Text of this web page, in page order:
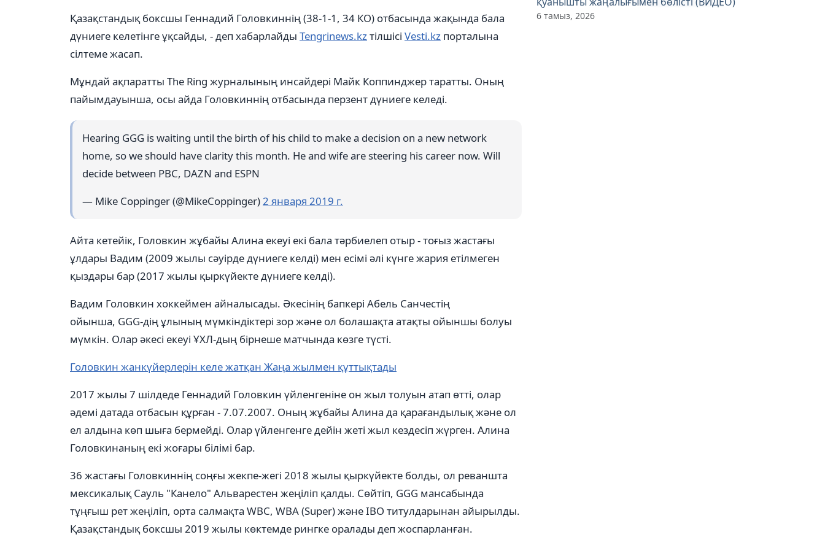
Қазақстандық боксшы Геннадий Головкиннің (38-1-1, 34 КО) отбасында жақында бала
дүниеге келетінге ұқсайды, - деп хабарлайды Tengrinews.kzтілшісі Vesti.kz порталына
сілтеме жасап.
Мұндай ақпаратты The Ring журналының инсайдері Майк Коппинджер таратты. Оның
пайымдауынша, осы айда Головкиннің отбасында перзент дүниеге келеді.
Hearing GGG is waiting until the birth of his child to make a decision on a new network
home, so we should have clarity this month. He and wife are steering his career now. Will
decide between PBC, DAZN and ESPN
— Mike Coppinger (@MikeCoppinger)2 января 2019 г.
Айта кетейік, Головкин жұбайы Алина екеуі екі бала тәрбиелеп отыр - тоғыз жастағы
ұлдары Вадим (2009 жылы сәуірде дүниеге келді) мен есімі әлі күнге жария етілмеген
қыздары бар (2017 жылы қыркүйекте дүниеге келді).
Вадим Головкин хоккеймен айналысады. Әкесінің бапкері Абель Санчестің
ойынша, GGG-дің ұлының мүмкіндіктері зор және ол болашақта атақты ойыншы болуы
мүмкін. Олар әкесі екеуі ҰХЛ-дың бірнеше матчында көзге түсті.
Головкин жанкүйерлерін келе жатқан Жаңа жылмен құттықтады
2017 жылы 7 шілдеде Геннадий Головкин үйленгеніне он жыл толуын атап өтті, олар
әдемі датада отбасын құрған - 7.07.2007. Оның жұбайы Алина да қарағандылық және ол
ел алдына көп шыға бермейді. Олар үйленгенге дейін жеті жыл кездесіп жүрген. Алина
Головкинаның екі жоғары білімі бар.
36 жастағы Головкиннің соңғы жекпе-жегі 2018 жылы қыркүйекте болды, ол реваншта
мексикалық Сауль "Канело" Альварестен жеңіліп қалды. Сөйтіп, GGG мансабында
тұңғыш рет жеңіліп, орта салмақта WBC, WBA (Super) және IBO титулдарынан айырылды.
Қазақстандық боксшы 2019 жылы көктемде рингке оралады деп жоспарланған.
6 тамыз, 2026